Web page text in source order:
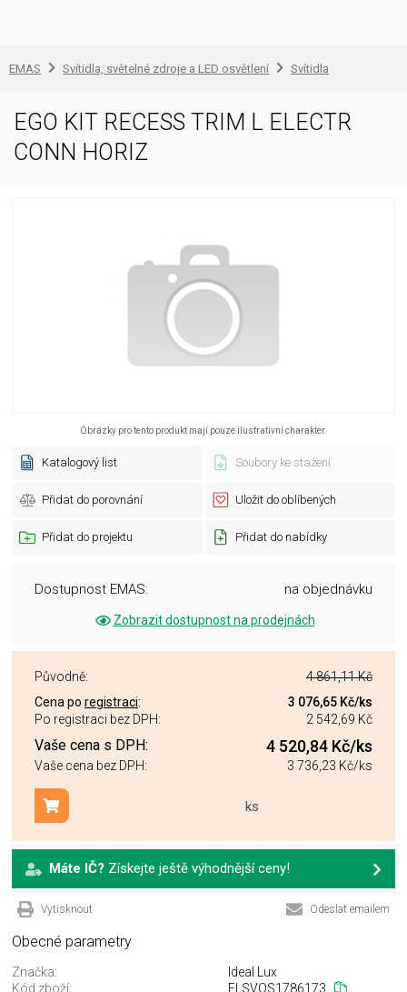
EMAS Svítidla, světelné zdroje a LED osvětlení Svítidla
EGO KIT RECESS TRIM L ELECTR
CONN HORIZ
Obrázky pro tento produkt mají pouze ilustrativní charakter.
Katalogový list Soubory ke stažení
Přidat do porovnání Uložit do oblíbených
Přidat do projektu Přidat do nabídky
Dostupnost EMAS: na objednávku
Zobrazit dostupnost na prodejnách
Původně:
4 861,11 Kč
Cena po registraci: 3 076,65 Kč/ks
Po registraci bez DPH:
2 542,69 Kč
Vaše cena s DPH: 4 520,84 Kč/ks
Vaše cena bez DPH: 3 736,23 Kč/ks
ks
Přidat do košíku
Máte IČ? Získejte ještě výhodnější ceny!
Vytisknout Odeslat emailem
Obecné parametry
Značka:
Ideal Lux
Kód zboží:
ELSVOS1786173